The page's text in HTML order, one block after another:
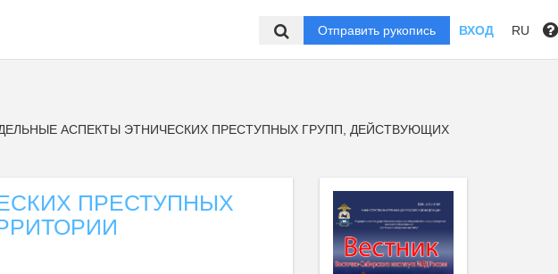
Отправить рукопись ВХОД RU
АСПЕКТЫ ЭТНИЧЕСКИХ ПРЕСТУПНЫХ ГРУПП, ДЕЙСТВУЮЩИХ
ПРЕСТУПНЫХ